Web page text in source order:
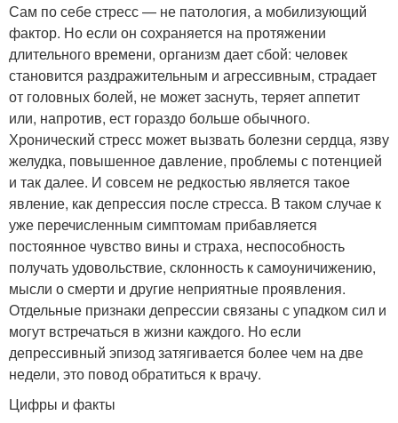
Сам по себе стресс — не патология, а мобилизующий
фактор. Но если он сохраняется на протяжении
длительного времени, организм дает сбой: человек
становится раздражительным и агрессивным, страдает
от головных болей, не может заснуть, теряет аппетит
или, напротив, ест гораздо больше обычного.
Хронический стресс может вызвать болезни сердца, язву
желудка, повышенное давление, проблемы с потенцией
и так далее. И совсем не редкостью является такое
явление, как депрессия после стресса. В таком случае к
уже перечисленным симптомам прибавляется
постоянное чувство вины и страха, неспособность
получать удовольствие, склонность к самоуничижению,
мысли о смерти и другие неприятные проявления.
Отдельные признаки депрессии связаны с упадком сил и
могут встречаться в жизни каждого. Но если
депрессивный эпизод затягивается более чем на две
недели, это повод обратиться к врачу.
Цифры и факты